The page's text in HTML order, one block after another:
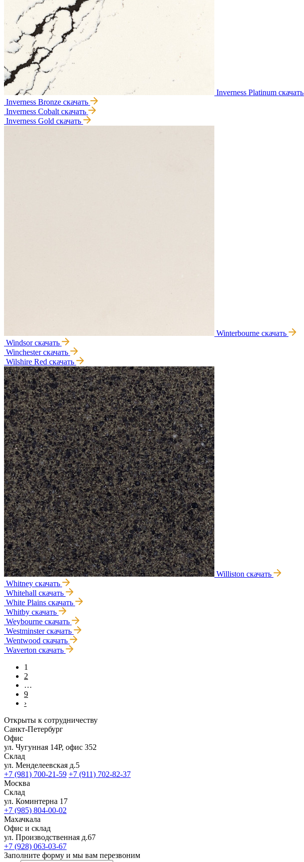
Inverness Platinum скачать
Inverness Bronze скачать
Inverness Cobalt скачать
Inverness Gold скачать
Winterbourne скачать
Windsorскачать
Winchesterскачать
Wilshire Red скачать
Williston скачать
Whitney скачать
Whitehall скачать
White Plains скачать
Whitby скачать
Weybourne скачать
Westminsterскачать
Wentwood скачать
Waverton скачать
1
2
…
9
›
Открыты к сотрудничеству
Санкт-Петербург
Офис
ул. Чугунная 14Р, офис 352
Склад
ул. Менделеевская д.5
+7 (981) 700-21-59 +7 (911) 702-82-37
Москва
Склад
ул. Коминтерна 17
+7 (985) 804-00-02
Махачкала
Офис и склад
ул. Производственная д.67
+7 (928) 063-03-67
Заполните форму и мы вам перезвоним